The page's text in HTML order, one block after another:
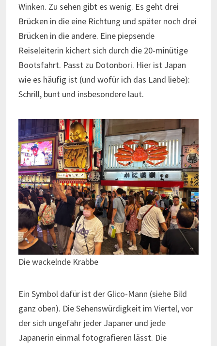
Winken. Zu sehen gibt es wenig. Es geht drei
Brücken in die eine Richtung und später noch drei
Brücken in die andere. Eine piepsende
Reiseleiterin kichert sich durch die 20-minütige
Bootsfahrt. Passt zu Dotonbori. Hier ist Japan
wie es häufig ist (und wofür ich das Land liebe):
Schrill, bunt und insbesondere laut.
Die wackelnde Krabbe
Ein Symbol dafür ist der Glico-Mann (siehe Bild
ganz oben). Die Sehenswürdigkeit im Viertel, vor
der sich ungefähr jeder Japaner und jede
Japanerin einmal fotografieren lässt. Die